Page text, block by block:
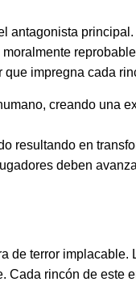
antagonista
impregna cada
creando una
resultando en
deben
de terror
rincón de este